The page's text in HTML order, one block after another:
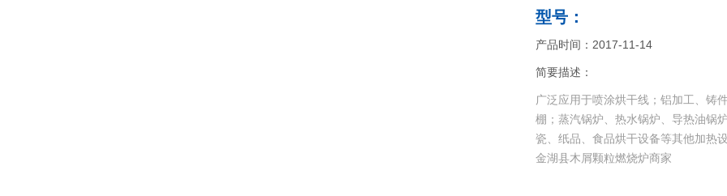
型号：
产品时间：2017-11-14
简要描述：
广泛应用于喷涂烘干线；铝加工、铸
棚；蒸汽锅炉、热水锅炉、导热油锅
瓷、纸品、食品烘干设备等其他加热
金湖县木屑颗粒燃烧炉商家